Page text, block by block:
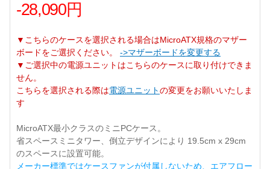
-28,090円
▼こちらのケースを選択される場合はMicroATX規格のマザー
ボードをご選択ください。 ->マザーボードを変更する
▼ご選択中の電源ユニットはこちらのケースに取り付けできま
せん。
こちらを選択される際は電源ユニットの変更をお願いいたしま
す
MicroATX最小クラスのミニPCケース。
省スペースミニタワー、倒立デザインにより 19.5cm x 29cm
のスペースに設置可能。
メーカー標準ではケースファンが付属しないため、エアフロー